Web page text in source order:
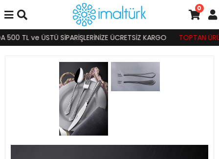
TL ve ÜSTÜ SİPARİŞLERİNİZE ÜCRETSİZ KARGO TOPTAN
0